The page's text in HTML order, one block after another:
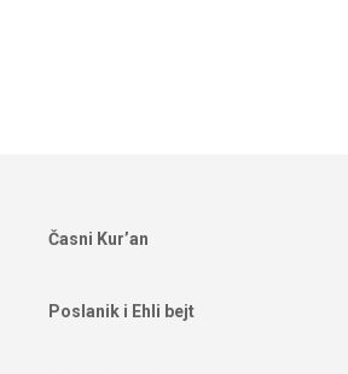
Časni Kur’an
Poslanik i Ehli bejt